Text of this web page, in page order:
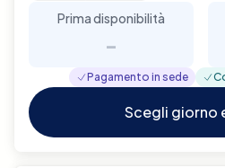
Prima disponibilità
-
Pagamento in sede
Scegli giorno